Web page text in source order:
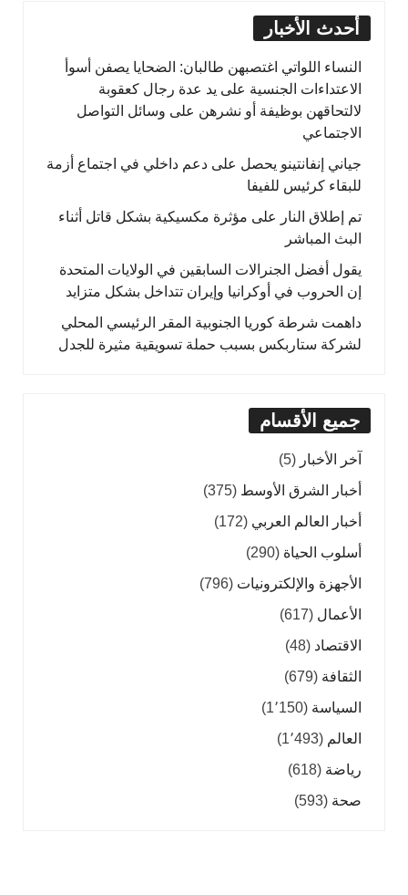
أحدث الأخبار
النساء اللواتي اغتصبهن طالبان: الضحايا يصفن أسوأ
الاعتداءات الجنسية على يد عدة رجال كعقوبة
لالتحاقهن بوظيفة أو نشرهن على وسائل التواصل
الاجتماعي
جياني إنفانتينو يحصل على دعم داخلي في اجتماع أزمة
للبقاء كرئيس للفيفا
تم إطلاق النار على مؤثرة مكسيكية بشكل قاتل أثناء
البث المباشر
يقول أفضل الجنرالات السابقين في الولايات المتحدة
إن الحروب في أوكرانيا وإيران تتداخل بشكل متزايد
داهمت شرطة كوريا الجنوبية المقر الرئيسي المحلي
لشركة ستاربكس بسبب حملة تسويقية مثيرة للجدل
جميع الأقسام
آخر الأخبار (5)
أخبار الشرق الأوسط (375)
أخبار العالم العربي (172)
أسلوب الحياة (290)
الأجهزة والإلكترونيات (796)
الأعمال (617)
الاقتصاد (48)
الثقافة (679)
السياسة (1٬150)
العالم (1٬493)
رياضة (618)
صحة (593)